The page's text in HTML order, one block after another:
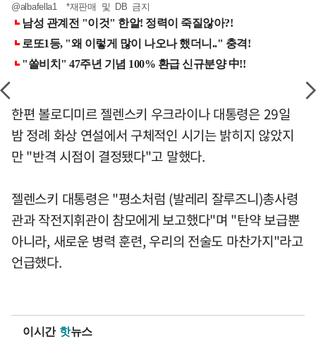
@albafella1 *재판매 및 DB 금지
한편 볼로디미르 젤렌스키 우크라이나 대통령은 29일
밤 정례 화상 연설에서 구체적인 시기는 밝히지 않았지
만 "반격 시점이 결정됐다"고 말했다.
젤렌스키 대통령은 "평소처럼 (발레리 잘루즈니)총사령
관과 작전지휘관이 참모에게 보고했다"며 "탄약 보급뿐
아니라, 새로운 병력 훈련, 우리의 전술도 마찬가지"라고
언급했다.
이시간 핫뉴스